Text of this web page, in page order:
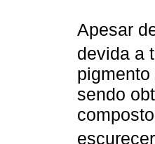
Apesar
devida a
sendo